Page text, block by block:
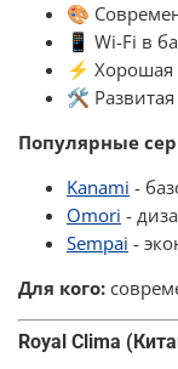
🎨
📱 Wi-Fi в
⚡ Хорошая
🛠️ Развитая
Популярные
Kanami -
Omori -
Sempai -
Для кого:
Royal Clima